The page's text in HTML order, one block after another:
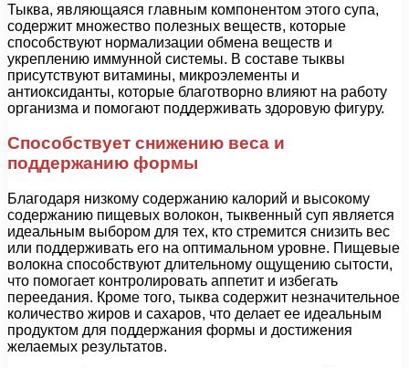
Тыква, являющаяся главным компонентом этого супа,
содержит множество полезных веществ, которые
способствуют нормализации обмена веществ и
укреплению иммунной системы. В составе тыквы
присутствуют витамины, микроэлементы и
антиоксиданты, которые благотворно влияют на работу
организма и помогают поддерживать здоровую фигуру.
Способствует снижению веса и
поддержанию формы
Благодаря низкому содержанию калорий и высокому
содержанию пищевых волокон, тыквенный суп является
идеальным выбором для тех, кто стремится снизить вес
или поддерживать его на оптимальном уровне. Пищевые
волокна способствуют длительному ощущению сытости,
что помогает контролировать аппетит и избегать
переедания. Кроме того, тыква содержит незначительное
количество жиров и сахаров, что делает ее идеальным
продуктом для поддержания формы и достижения
желаемых результатов.